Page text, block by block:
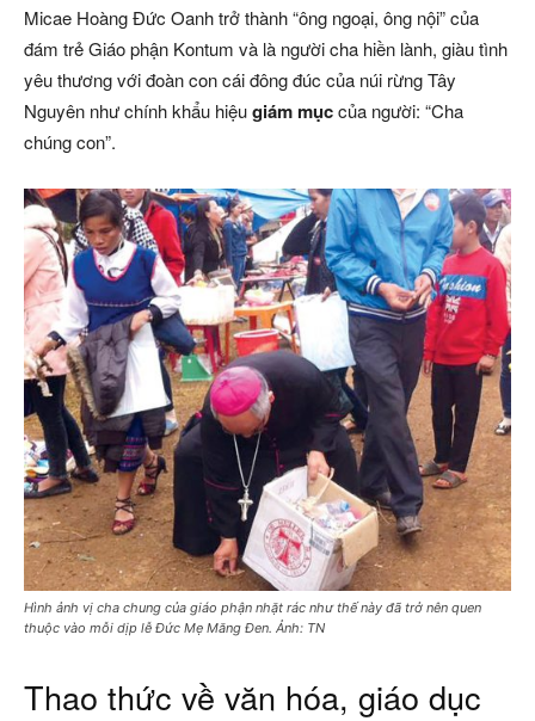
Micae Hoàng Đức Oanh trở thành “ông ngoại, ông nội” của
đám trẻ Giáo phận Kontum và là người cha hiền lành, giàu tình
yêu thương với đoàn con cái đông đúc của núi rừng Tây
Nguyên như chính khẩu hiệugiám mụccủa người: “Cha
chúng con”.
Hình ảnh vị cha chung của giáo phận nhặt rác như thế này đã trở nên quen
thuộc vào mỗi dịp lễ Đức Mẹ Măng Đen. Ảnh: TN
Thao thức về văn hóa, giáo dục